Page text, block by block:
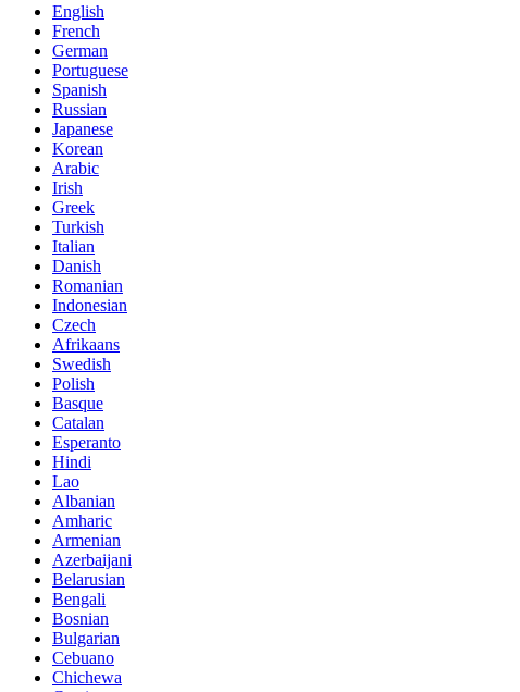
English
French
German
Portuguese
Spanish
Russian
Japanese
Korean
Arabic
Irish
Greek
Turkish
Italian
Danish
Romanian
Indonesian
Czech
Afrikaans
Swedish
Polish
Basque
Catalan
Esperanto
Hindi
Lao
Albanian
Amharic
Armenian
Azerbaijani
Belarusian
Bengali
Bosnian
Bulgarian
Cebuano
Chichewa